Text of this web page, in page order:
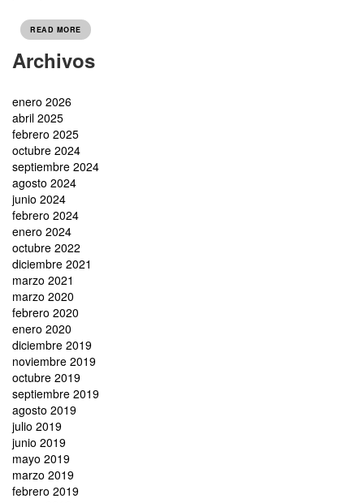
READ MORE
Archivos
enero 2026
abril 2025
febrero 2025
octubre 2024
septiembre 2024
agosto 2024
junio 2024
febrero 2024
enero 2024
octubre 2022
diciembre 2021
marzo 2021
marzo 2020
febrero 2020
enero 2020
diciembre 2019
noviembre 2019
octubre 2019
septiembre 2019
agosto 2019
julio 2019
junio 2019
mayo 2019
marzo 2019
febrero 2019